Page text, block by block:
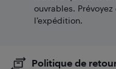
ouvrables.
l’expédition.
Politique de